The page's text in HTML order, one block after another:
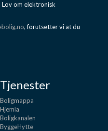
om elektronisk
, forutsetter vi at du
Tjenester
Boligmappa
Hjemla
Boligkanalen
ByggeHytte